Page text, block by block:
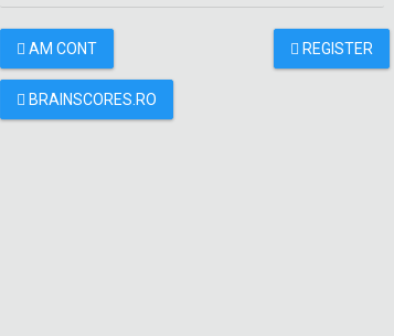
AM CONT REGISTER
BRAINSCORES.RO